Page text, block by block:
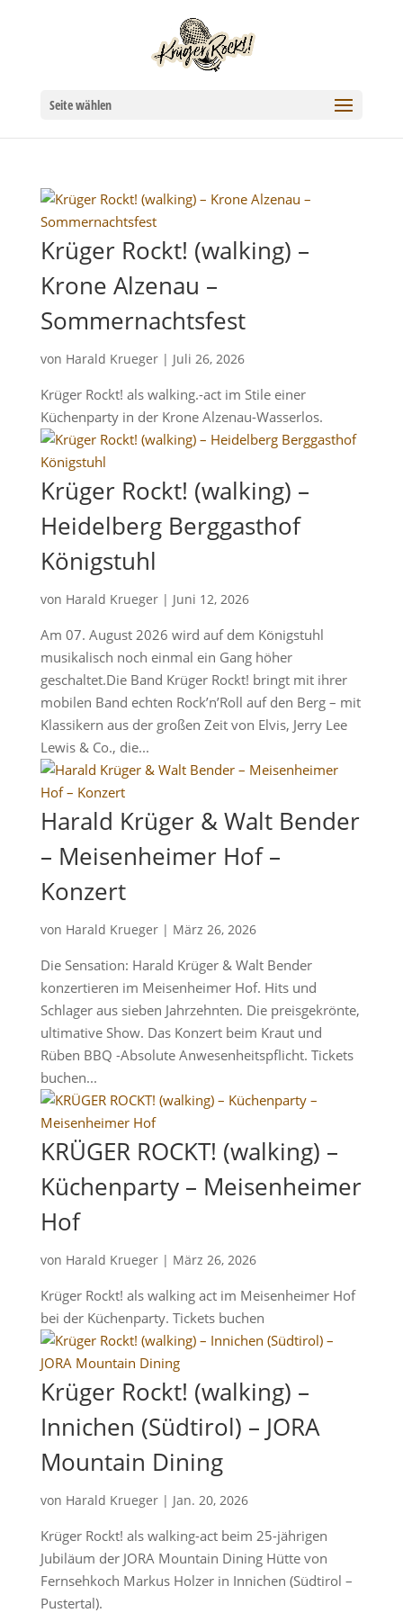
Seite wählen
Krüger Rockt! (walking) –
Krone Alzenau –
Sommernachtsfest
von Harald Krueger| Juli 26, 2026
Krüger Rockt! als walking.-act im Stile einer
Küchenparty in der Krone Alzenau-Wasserlos.
Krüger Rockt! (walking) –
Heidelberg Berggasthof
Königstuhl
von Harald Krueger| Juni 12, 2026
Am 07. August 2026 wird auf dem Königstuhl
musikalisch noch einmal ein Gang höher
geschaltet.Die Band Krüger Rockt! bringt mit ihrer
mobilen Band echten Rock’n’Roll auf den Berg – mit
Klassikern aus der großen Zeit von Elvis, Jerry Lee
Lewis & Co., die...
Harald Krüger & Walt Bender
– Meisenheimer Hof –
Konzert
von Harald Krueger| März 26, 2026
Die Sensation: Harald Krüger & Walt Bender
konzertieren im Meisenheimer Hof. Hits und
Schlager aus sieben Jahrzehnten. Die preisgekrönte,
ultimative Show. Das Konzert beim Kraut und
Rüben BBQ -Absolute Anwesenheitspflicht. Tickets
buchen...
KRÜGER ROCKT! (walking) –
Küchenparty – Meisenheimer
Hof
von Harald Krueger| März 26, 2026
Krüger Rockt! als walking act im Meisenheimer Hof
bei der Küchenparty. Tickets buchen
Krüger Rockt! (walking) –
Innichen (Südtirol) – JORA
Mountain Dining
von Harald Krueger| Jan. 20, 2026
Krüger Rockt! als walking-act beim 25-jährigen
Jubiläum der JORA Mountain Dining Hütte von
Fernsehkoch Markus Holzer in Innichen (Südtirol –
Pustertal).